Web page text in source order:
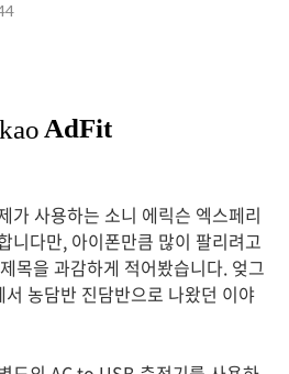
가 사용하는 소니 에릭슨 엑스페리
니다만, 아이폰만큼 많이 팔리려고
목을 과감하게 적어봤습니다. 엊그
농담반 진담반으로 나왔던 이야